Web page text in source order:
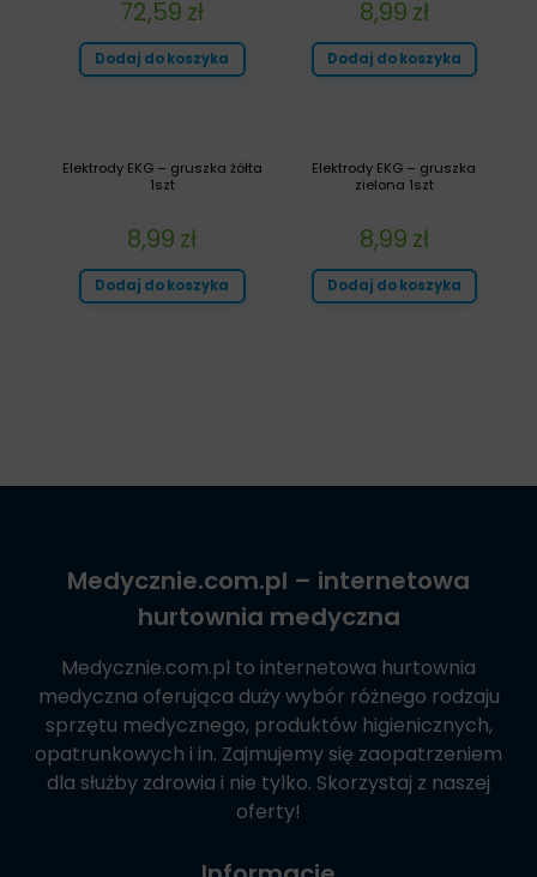
8,99 zł
Dodaj do koszyka
72,59 zł
Dodaj do koszyka
Elektrody EKG – gruszka
zielona 1szt
8,99 zł
Dodaj do koszyka
Elektrody EKG – gruszka żółta
1szt
8,99 zł
Dodaj do koszyka
Medycznie.com.pl – internetowa
hurtownia medyczna
Medycznie.com.pl to internetowa hurtownia
medyczna oferująca duży wybór różnego rodzaju
sprzętu medycznego, produktów higienicznych,
opatrunkowych i in. Zajmujemy się zaopatrzeniem
dla służby zdrowia i nie tylko. Skorzystaj z naszej
oferty!